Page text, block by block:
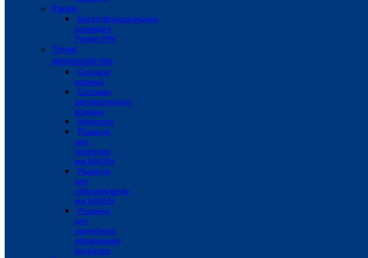
Panien
Багатофункціональні
розкидачі
Panien PW
Точне
землеробство
Сигнали
корекції
Системи
автоматичного
водіння
Монітори
Рішення
для
тракторів
від RAVEN
Рішення
для
обприскувачів
від RAVEN
Рішення
для
причіпного
обладнання
від Raven